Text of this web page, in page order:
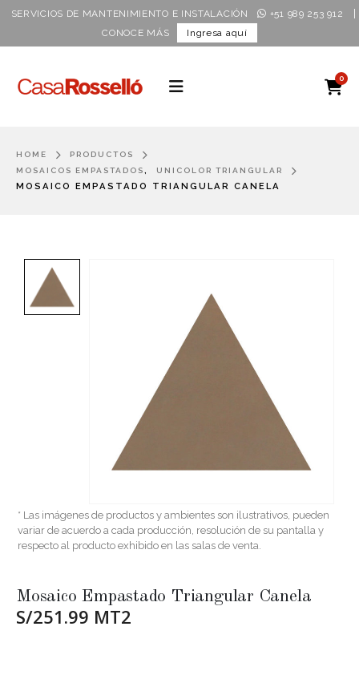
SERVICIOS DE MANTENIMIENTO E INSTALACIÓN +51 989 253 912
CONOCE MÁS Ingresa aquí
0
HOME
PRODUCTOS
MOSAICOS EMPASTADOS, UNICOLOR TRIANGULAR
MOSAICO EMPASTADO TRIANGULAR CANELA
* Las imágenes de productos y ambientes son ilustrativos, pueden
variar de acuerdo a cada producción, resolución de su pantalla y
respecto al producto exhibido en las salas de venta.
Mosaico Empastado Triangular Canela
S/251.99 MT2